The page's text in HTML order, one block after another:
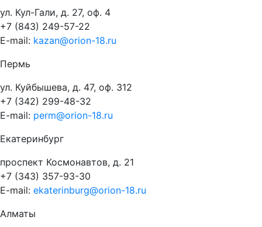
ул. Кул-Гали, д. 27, оф. 4
+7 (843) 249-57-22
E-mail: kazan@orion-18.ru
Пермь
ул. Куйбышева, д. 47, оф. 312
+7 (342) 299-48-32
E-mail: perm@orion-18.ru
Екатеринбург
проспект Космонавтов, д. 21
+7 (343) 357-93-30
E-mail: ekaterinburg@orion-18.ru
Алматы